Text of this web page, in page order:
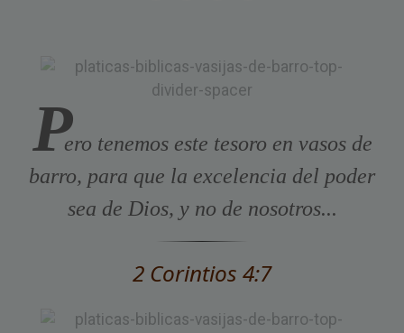
Pero tenemos este tesoro en vasos de
barro, para que la excelencia del poder
sea de Dios, y no de nosotros...
2 Corintios 4:7